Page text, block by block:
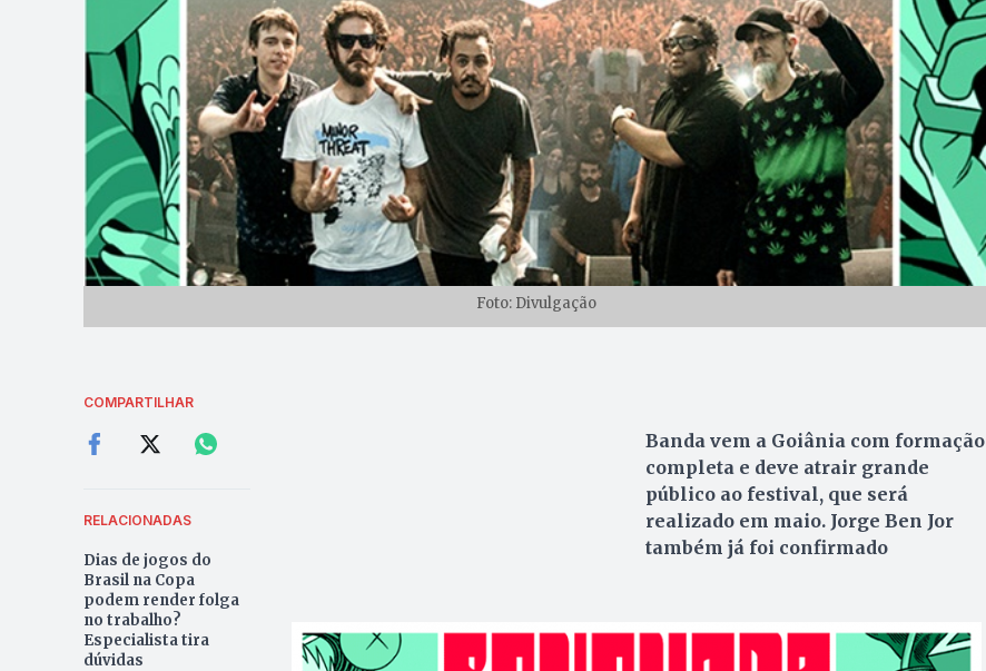
Foto: Divulgação
COMPARTILHAR
RELACIONADAS
Dias de jogos do
Brasil na Copa
podem render folga
no trabalho?
Especialista tira
dúvidas
Banda vem a Goiânia com formação
completa e deve atrair grande
público ao festival, que será
realizado em maio. Jorge Ben Jor
também já foi confirmado